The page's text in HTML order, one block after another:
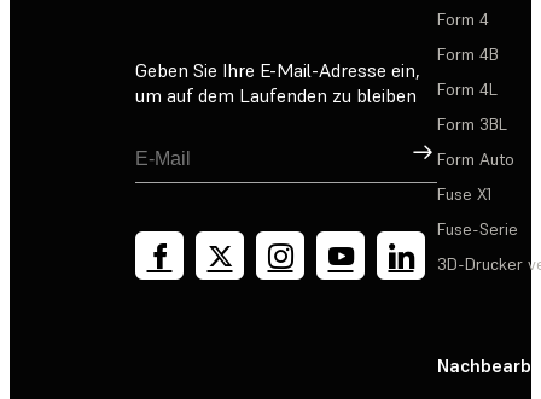
Geben Sie Ihre E-Mail-Adresse ein,
um auf dem Laufenden zu bleiben
Registrieren
Form 4
Form 4B
Form 4L
Form 3BL
Form Auto
Fuse X1
Fuse-Serie
3D-Drucker